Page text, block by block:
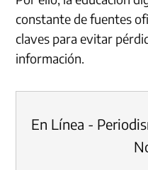
constante de fuentes
claves para evitar
información.
En Línea -